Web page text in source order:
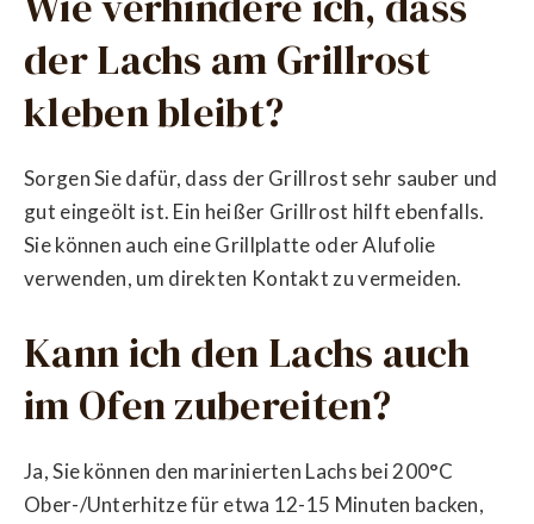
der Lachs am Grillrost
kleben bleibt?
Sorgen Sie dafür, dass der Grillrost sehr sauber und
gut eingeölt ist. Ein heißer Grillrost hilft ebenfalls.
Sie können auch eine Grillplatte oder Alufolie
verwenden, um direkten Kontakt zu vermeiden.
Kann ich den Lachs auch
im Ofen zubereiten?
Ja, Sie können den marinierten Lachs bei 200°C
Ober-/Unterhitze für etwa 12-15 Minuten backen,